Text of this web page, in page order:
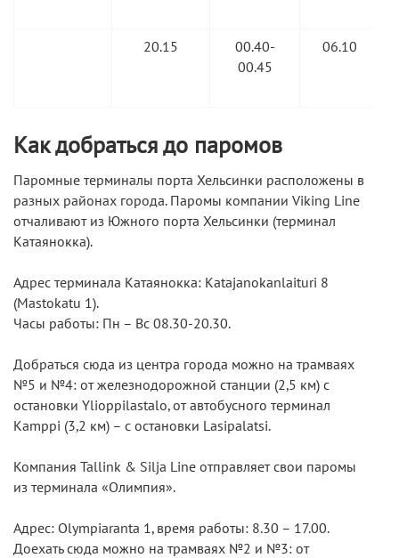
20.15
00.40-
00.45
06.10
Как добраться до паромов
Паромные терминалы порта Хельсинки расположены в
разных районах города. Паромы компании Viking Line
отчаливают из Южного порта Хельсинки (терминал
Катаянокка).
Адрес терминала Катаянокка: Katajanokanlaituri 8
(Mastokatu 1).
Часы работы: Пн – Вс 08.30-20.30.
Добраться сюда из центра города можно на трамваях
№5 и №4: от железнодорожной станции (2,5 км) с
остановки Ylioppilastalo, от автобусного терминал
Kamppi (3,2 км) – с остановки Lasipalatsi.
Компания Tallink & Silja Line отправляет свои паромы
из терминала «Олимпия».
Адрес: Olympiaranta 1, время работы: 8.30 – 17.00.
Доехать сюда можно на трамваях №2 и №3: от